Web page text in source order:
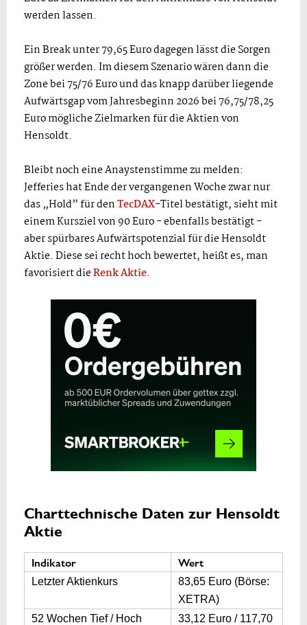
werden lassen.
Ein Break unter 79,65 Euro dagegen lässt die Sorgen
größer werden. Im diesem Szenario wären dann die
Zone bei 75/76 Euro und das knapp darüber liegende
Aufwärtsgap vom Jahresbeginn 2026 bei 76,75/78,25
Euro mögliche Zielmarken für die Aktien von
Hensoldt.
Bleibt noch eine Anaystenstimme zu melden:
Jefferies hat Ende der vergangenen Woche zwar nur
das „Hold” für denTecDAX-Titel bestätigt, sieht mit
einem Kursziel von 90 Euro - ebenfalls bestätigt -
aber spürbares Aufwärtspotenzial für die Hensoldt
Aktie. Diese sei recht hoch bewertet, heißt es, man
favorisiert dieRenk Aktie.
Charttechnische Daten zur Hensoldt
Aktie
Indikator Wert
Letzter Aktienkurs
83,65 Euro (Börse:
XETRA)
52 Wochen Tief / Hoch
33,12 Euro / 117,70